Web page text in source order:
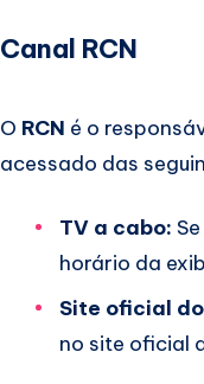
Canal RCN
O RCN é o
acessado das
TV a cabo:
horário da
Site oficial do
no site oficial